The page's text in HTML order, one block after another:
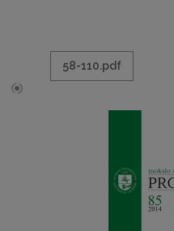
58-110.pdf